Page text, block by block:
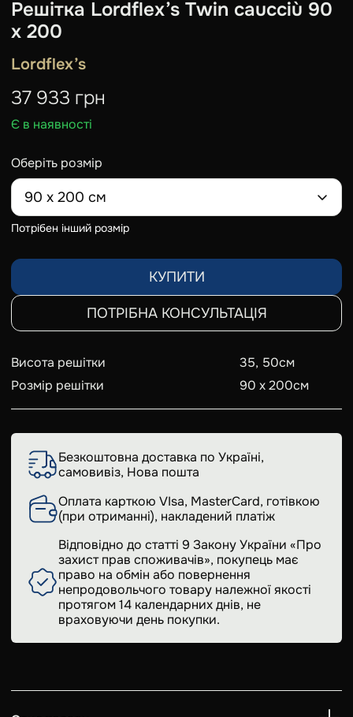
Решітка Lordflex’s Twin caucciù 90
x 200
Lordflex’s
37 933 грн
Є в наявності
Оберіть розмір
90 x 200 см
Потрібен інший розмір
КУПИТИ
ПОТРІБНА КОНСУЛЬТАЦІЯ
Висота решітки 35, 50см
Розмір решітки
90 x 200см
Безкоштовна доставка по Україні,
самовивіз, Нова пошта
Оплата карткою VIsa, MasterCard, готівкою
(при отриманні), накладений платіж
Відповідно до статті 9 Закону України «Про
захист прав споживачів», покупець має
право на обмін або повернення
непродовольчого товару належної якості
протягом 14 календарних днів, не
враховуючи день покупки.